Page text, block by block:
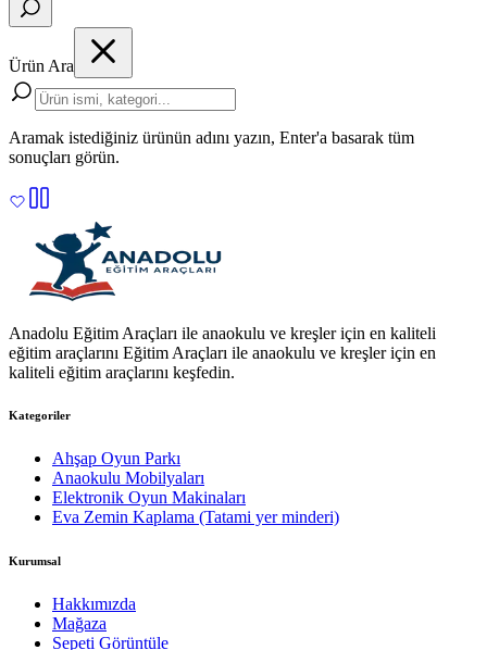
Ürün Ara
Aramak istediğiniz ürünün adını yazın, Enter'a basarak tüm
sonuçları görün.
Anadolu Eğitim Araçları ile anaokulu ve kreşler için en kaliteli
eğitim araçlarını Eğitim Araçları ile anaokulu ve kreşler için en
kaliteli eğitim araçlarını keşfedin.
Kategoriler
Ahşap Oyun Parkı
Anaokulu Mobilyaları
Elektronik Oyun Makinaları
Eva Zemin Kaplama (Tatami yer minderi)
Kurumsal
Hakkımızda
Mağaza
Sepeti Görüntüle